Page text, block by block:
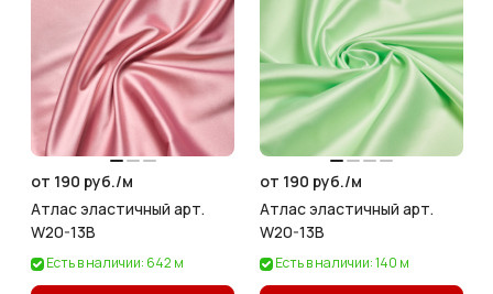
от 190 руб./м
Атлас эластичный арт.
W20-13B
Есть в наличии: 642 м
от 190 руб./м
Атлас эластичный арт.
W20-13B
Есть в наличии: 140 м